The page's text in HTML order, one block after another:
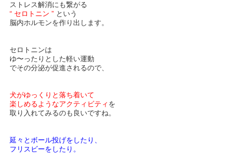
ストレス解消にも繋がる
“ セロトニン ” という
脳内ホルモンを作り出します。
セロトニンは
ゆ〜ったりとした軽い運動
でその分泌が促進されるので、
犬がゆっくりと落ち着いて
楽しめるようなアクティビティ を
取り入れてみるのも良いですね。
延々とボール投げをしたり、
フリスビーをしたり。